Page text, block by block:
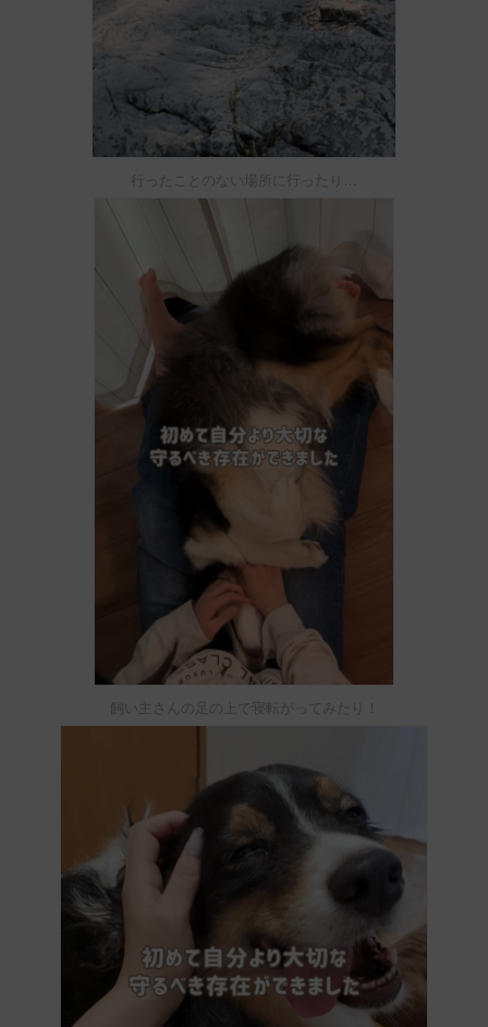
行ったことのない場所に行ったり…
飼い主さんの足の上で寝転がってみたり！